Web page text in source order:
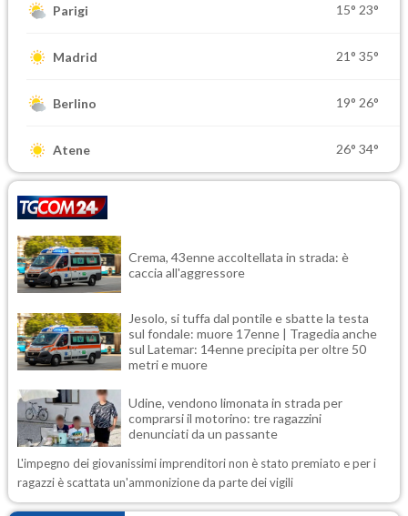
Parigi 15° 23°
Madrid 21° 35°
Berlino 19° 26°
Atene 26° 34°
Crema, 43enne accoltellata in strada: è
caccia all'aggressore
Jesolo, si tuffa dal pontile e sbatte la testa
sul fondale: muore 17enne | Tragedia anche
sul Latemar: 14enne precipita per oltre 50
metri e muore
Udine, vendono limonata in strada per
comprarsi il motorino: tre ragazzini
denunciati da un passante
L'impegno dei giovanissimi imprenditori non è stato premiato e per i
ragazzi è scattata un'ammonizione da parte dei vigili